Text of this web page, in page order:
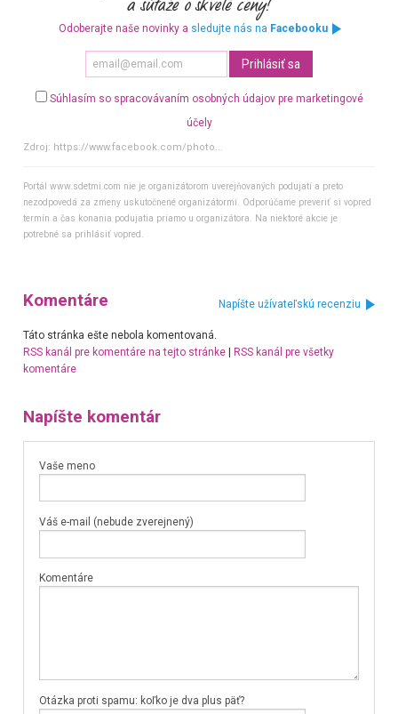
Odoberajte naše novinky a sledujte nás na Facebooku
Súhlasím so spracovávaním osobných údajov pre marketingové
účely
Zdroj: https://www.facebook.com/photo...
Portál www.sdetmi.com nie je organizátorom uverejňovaných podujatí a preto
nezodpovedá za zmeny uskutočnené organizátormi. Odporúčame preveriť si vopred
termín a čas konania podujatia priamo u organizátora. Na niektoré akcie je
potrebné sa prihlásiť vopred.
Komentáre Napíšte užívateľskú recenziu
Táto stránka ešte nebola komentovaná.
RSS kanál pre komentáre na tejto stránke| RSS kanál pre všetky
komentáre
Napíšte komentár
Vaše meno
Váš e-mail (nebude zverejnený)
Komentáre
Otázka proti spamu: koľko je dva plus päť?